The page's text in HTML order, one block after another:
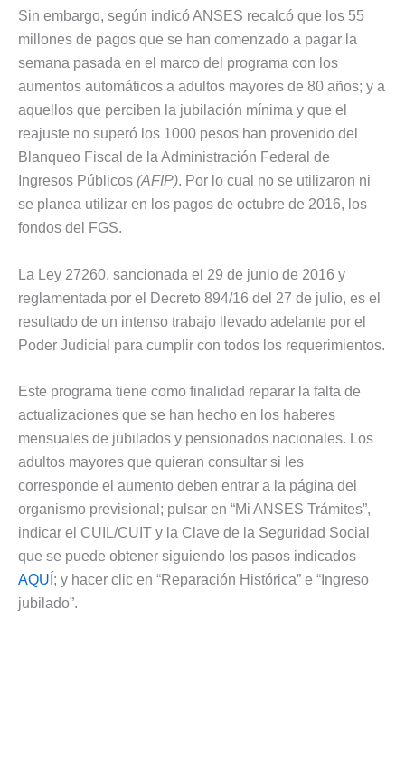
Sin embargo, según indicó ANSES recalcó que los 55
millones de pagos que se han comenzado a pagar la
semana pasada en el marco del programa con los
aumentos automáticos a adultos mayores de 80 años; y a
aquellos que perciben la jubilación mínima y que el
reajuste no superó los 1000 pesos han provenido del
Blanqueo Fiscal de la Administración Federal de
Ingresos Públicos (AFIP). Por lo cual no se utilizaron ni
se planea utilizar en los pagos de octubre de 2016, los
fondos del FGS.
La Ley 27260, sancionada el 29 de junio de 2016 y
reglamentada por el Decreto 894/16 del 27 de julio, es el
resultado de un intenso trabajo llevado adelante por el
Poder Judicial para cumplir con todos los requerimientos.
Este programa tiene como finalidad reparar la falta de
actualizaciones que se han hecho en los haberes
mensuales de jubilados y pensionados nacionales. Los
adultos mayores que quieran consultar si les
corresponde el aumento deben entrar a la página del
organismo previsional; pulsar en “Mi ANSES Trámites”,
indicar el CUIL/CUIT y la Clave de la Seguridad Social
que se puede obtener siguiendo los pasos indicados
AQUÍ ; y hacer clic en “Reparación Histórica” e “Ingreso
jubilado”.